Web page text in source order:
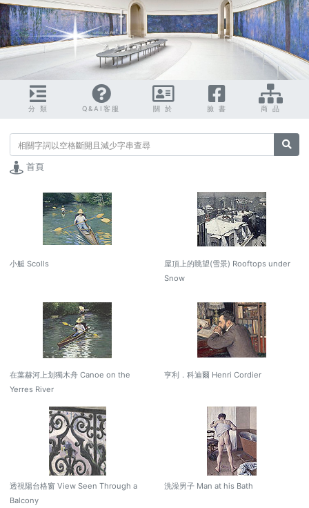
分 類 Q&AI客服 關 於 臉 書 商 品
搜尋
首頁
小艇 Scolls
屋頂上的眺望(雪景) Rooftops under
Snow
在葉赫河上划獨木舟 Canoe on the
Yerres River
亨利．科迪爾 Henri Cordier
透視陽台格窗 View Seen Through a
Balcony
洗澡男子 Man at his Bath